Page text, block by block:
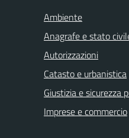
Ambiente
Anagrafe e stato
Autorizzazioni
Catasto e urbanistica
Giustizia e sicurezza
Imprese e commercio